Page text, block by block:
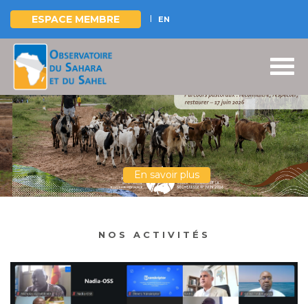
Aller
contenu
principal
ESPACE MEMBRE EN
En savoir plus
NOS ACTIVITÉS